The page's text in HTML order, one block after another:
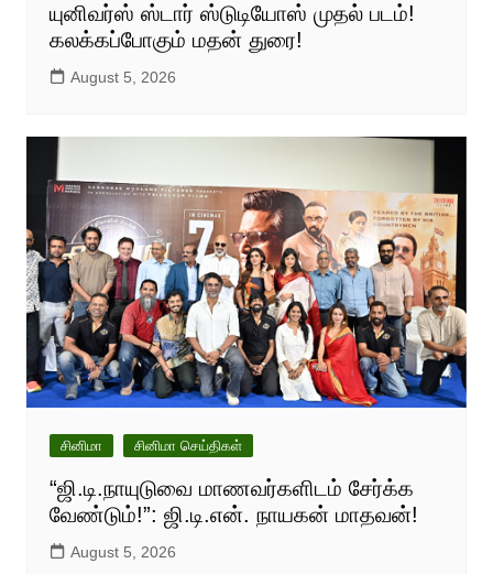
யுனிவர்ஸ் ஸ்டார் ஸ்டுடியோஸ் முதல் படம்!
கலக்கப்போகும் மதன் துரை!
August 5, 2026
சினிமா சினிமா செய்திகள்
“ஜி.டி.நாயுடுவை மாணவர்களிடம் சேர்க்க
வேண்டும்!”: ஜி.டி.என். நாயகன் மாதவன்!
August 5, 2026